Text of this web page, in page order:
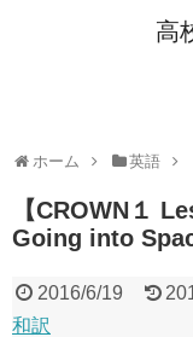
高
ホーム 英語
【CROWN１
Going into
2016/6/19
和訳